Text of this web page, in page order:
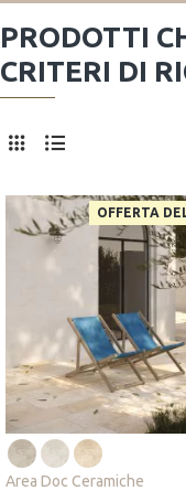
PRODOTTI
CRITERI DI
OFFERTA
Area Doc Ceramiche